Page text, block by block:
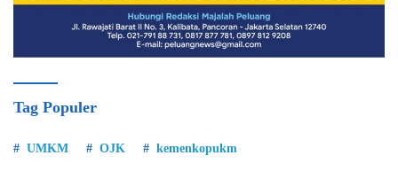
Tag Populer
UMKM OJK kemenkopukm